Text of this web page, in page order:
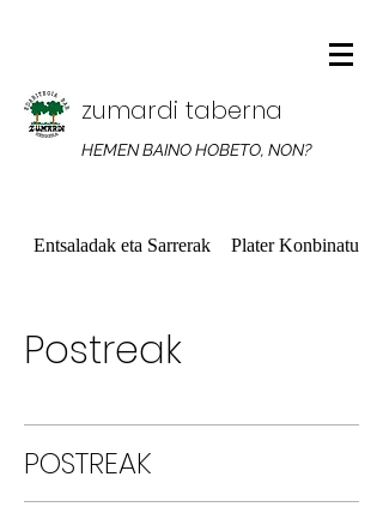
zumardi taberna
HEMEN BAINO HOBETO, NON?
Entsaladak eta Sarrerak Plater Konbinatuak
Postreak
POSTREAK